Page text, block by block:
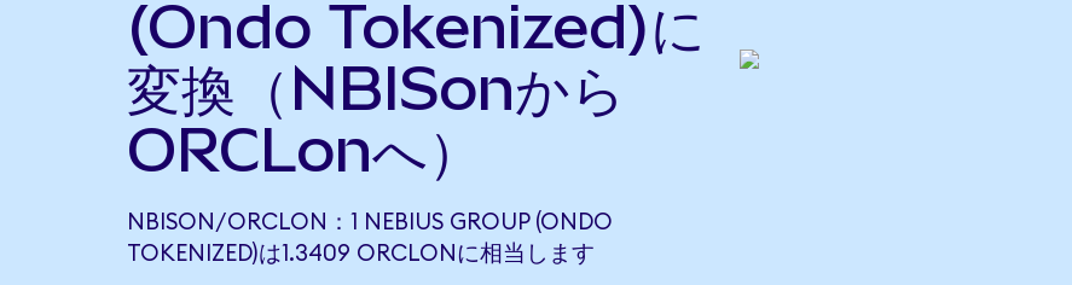
(Ondo Tokenized)に
変換（NBISonから
ORCLonへ）
NBISON/ORCLON：1 NEBIUS GROUP (ONDO
TOKENIZED)は1.3409 ORCLONに相当します